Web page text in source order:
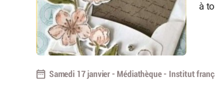
à
Samedi 17 janvier - Médiathèque - Institut